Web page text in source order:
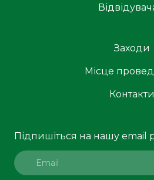
Заходи
Місце
Контакти
Підпишіться на нашу email